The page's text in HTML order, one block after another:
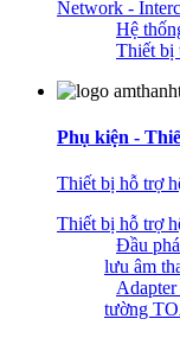
Network -
Hệ
Thiết bị
Phụ kiện -
Thiết bị hỗ trợ
Thiết bị hỗ trợ
Đầu
lưu âm
tường